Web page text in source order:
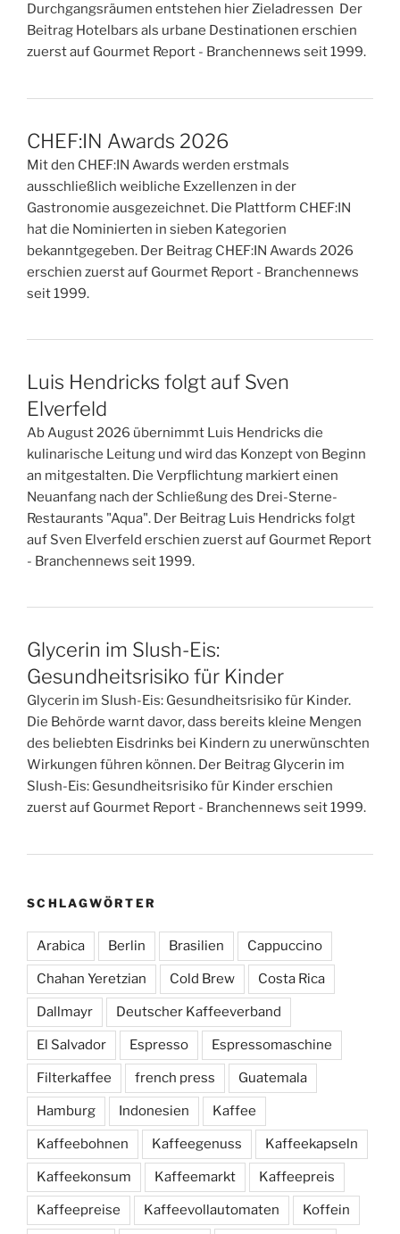
Durchgangsräumen entstehen hier Zieladressen Der
Beitrag Hotelbars als urbane Destinationen erschien
zuerst auf Gourmet Report - Branchennews seit 1999.
CHEF:IN Awards 2026
Mit den CHEF:IN Awards werden erstmals
ausschließlich weibliche Exzellenzen in der
Gastronomie ausgezeichnet. Die Plattform CHEF:IN
hat die Nominierten in sieben Kategorien
bekanntgegeben. Der Beitrag CHEF:IN Awards 2026
erschien zuerst auf Gourmet Report - Branchennews
seit 1999.
Luis Hendricks folgt auf Sven
Elverfeld
Ab August 2026 übernimmt Luis Hendricks die
kulinarische Leitung und wird das Konzept von Beginn
an mitgestalten. Die Verpflichtung markiert einen
Neuanfang nach der Schließung des Drei-Sterne-
Restaurants "Aqua". Der Beitrag Luis Hendricks folgt
auf Sven Elverfeld erschien zuerst auf Gourmet Report
- Branchennews seit 1999.
Glycerin im Slush-Eis:
Gesundheitsrisiko für Kinder
Glycerin im Slush-Eis: Gesundheitsrisiko für Kinder.
Die Behörde warnt davor, dass bereits kleine Mengen
des beliebten Eisdrinks bei Kindern zu unerwünschten
Wirkungen führen können. Der Beitrag Glycerin im
Slush-Eis: Gesundheitsrisiko für Kinder erschien
zuerst auf Gourmet Report - Branchennews seit 1999.
SCHLAGWÖRTER
Arabica Berlin Brasilien Cappuccino
Chahan Yeretzian Cold Brew Costa Rica
Dallmayr Deutscher Kaffeeverband
El Salvador Espresso Espressomaschine
Filterkaffee french press Guatemala
Hamburg Indonesien Kaffee
Kaffeebohnen Kaffeegenuss Kaffeekapseln
Kaffeekonsum Kaffeemarkt Kaffeepreis
Kaffeepreise Kaffeevollautomaten Koffein